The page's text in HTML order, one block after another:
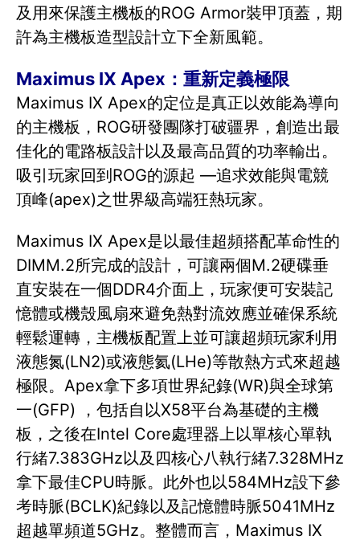
及用來保護主機板的ROG Armor裝甲頂蓋，期
許為主機板造型設計立下全新風範。
Maximus IX Apex：重新定義極限
Maximus IX Apex的定位是真正以效能為導向
的主機板，ROG研發團隊打破疆界，創造出最
佳化的電路板設計以及最高品質的功率輸出。
吸引玩家回到ROG的源起 —追求效能與電競
頂峰(apex)之世界級高端狂熱玩家。
Maximus IX Apex是以最佳超頻搭配革命性的
DIMM.2所完成的設計，可讓兩個M.2硬碟垂
直安裝在一個DDR4介面上，玩家便可安裝記
憶體或機殼風扇來避免熱對流效應並確保系統
輕鬆運轉，主機板配置上並可讓超頻玩家利用
液態氮(LN2)或液態氦(LHe)等散熱方式來超越
極限。Apex拿下多項世界紀錄(WR)與全球第
一(GFP) ，包括自以X58平台為基礎的主機
板，之後在Intel Core處理器上以單核心單執
行緒7.383GHz以及四核心八執行緒7.328MHz
拿下最佳CPU時脈。此外也以584MHz設下參
考時脈(BCLK)紀錄以及記憶體時脈5041MHz
超越單頻道5GHz。整體而言，Maximus IX